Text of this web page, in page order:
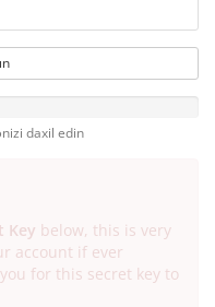
daxil edin
Key below, this is very
account if ever
for this secret key to